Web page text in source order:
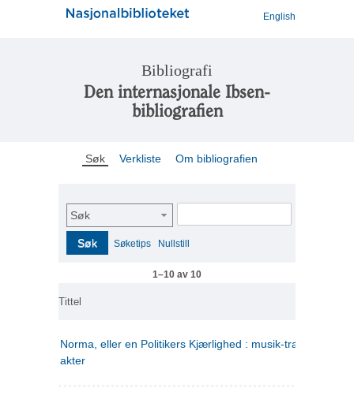
English
Bibliografi
Den internasjonale Ibsen-
bibliografien
Søk Verkliste Om bibliografien
Søk
Søk Søketips Nullstill
1–10 av 10
Tittel
Norma, eller en Politikers Kjærlighed : musik-tragedie i tre
akter